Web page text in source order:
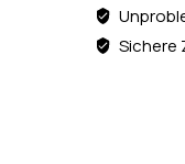
Sichere